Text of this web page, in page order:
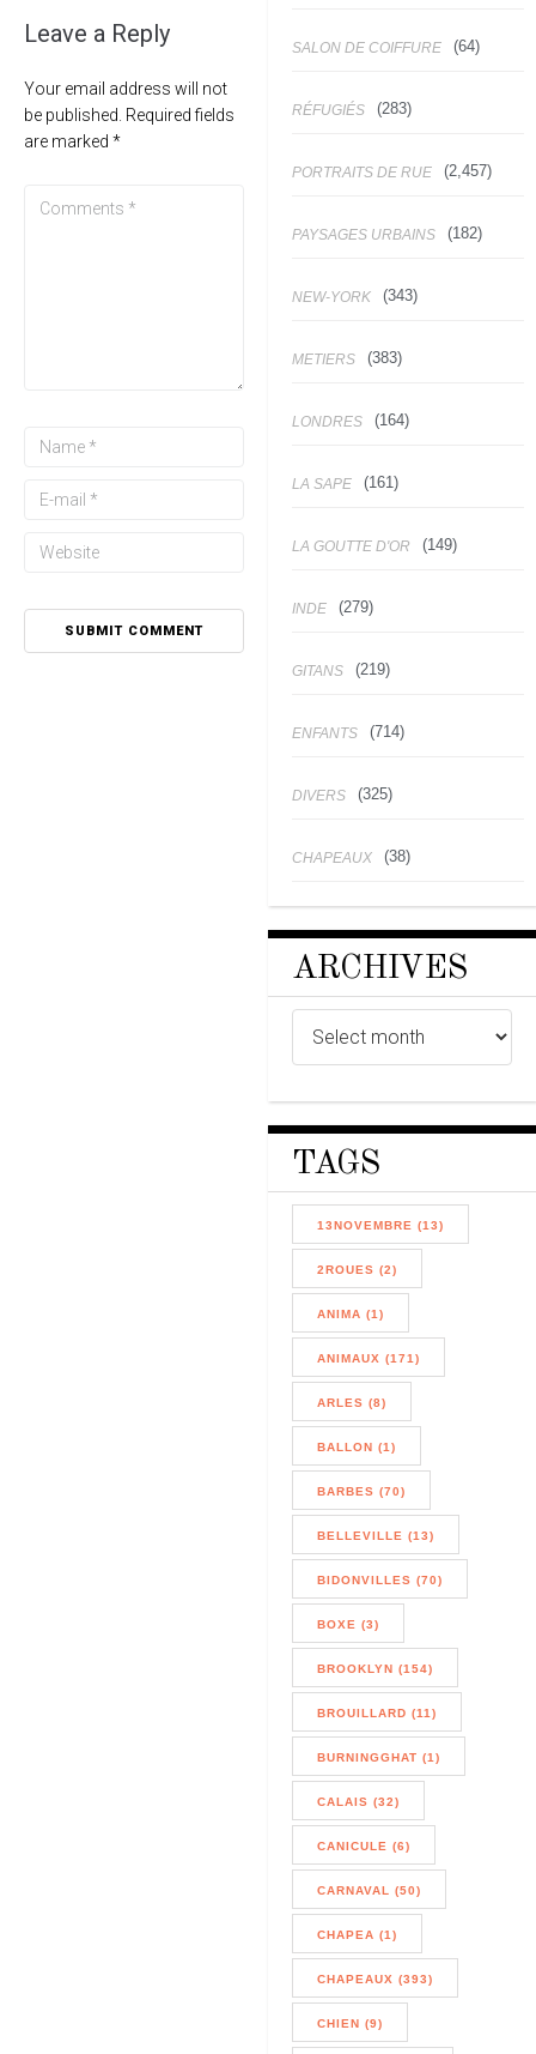
Leave a Reply
Your email address will not
be published. Required fields
are marked *
SALON DE COIFFURE (64)
RÉFUGIÉS (283)
PORTRAITS DE RUE (2,457)
PAYSAGES URBAINS (182)
NEW-YORK (343)
METIERS (383)
LONDRES (164)
LA SAPE (161)
LA GOUTTE D'OR (149)
INDE (279)
GITANS (219)
ENFANTS (714)
DIVERS (325)
CHAPEAUX (38)
ARCHIVES
TAGS
13NOVEMBRE (13)
2ROUES (2)
ANIMA (1)
ANIMAUX (171)
ARLES (8)
BALLON (1)
BARBES (70)
BELLEVILLE (13)
BIDONVILLES (70)
BOXE (3)
BROOKLYN (154)
BROUILLARD (11)
BURNINGGHAT (1)
CALAIS (32)
CANICULE (6)
CARNAVAL (50)
CHAPEA (1)
CHAPEAUX (393)
CHIEN (9)